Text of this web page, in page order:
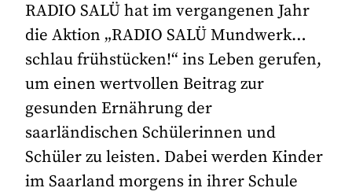
RADIO SALÜ hat im vergangenen Jahr
die Aktion „RADIO SALÜ Mundwerk…
schlau frühstücken!“ ins Leben gerufen,
um einen wertvollen Beitrag zur
gesunden Ernährung der
saarländischen Schülerinnen und
Schüler zu leisten. Dabei werden Kinder
im Saarland morgens in ihrer Schule